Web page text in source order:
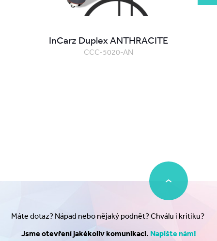
InCarz Duplex ANTHRACITE
CCC-5020-AN
Máte dotaz? Nápad nebo nějaký podnět? Chválu i kritiku?
Jsme otevření jakékoliv komunikaci. Napište nám!